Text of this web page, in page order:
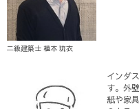
二級建築士 植本 琉衣
インダ
す。外
紙や家